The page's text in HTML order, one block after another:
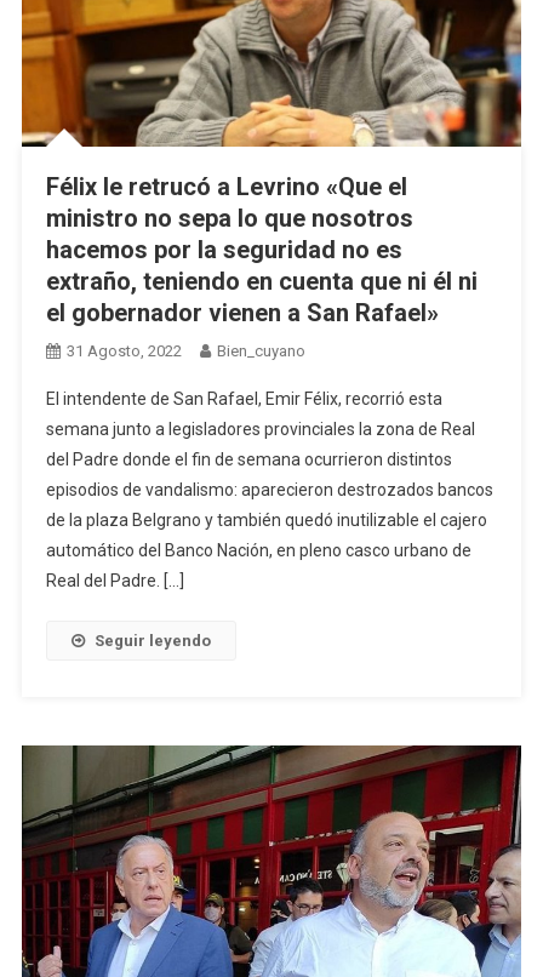
Félix le retrucó a Levrino «Que el
ministro no sepa lo que nosotros
hacemos por la seguridad no es
extraño, teniendo en cuenta que ni él ni
el gobernador vienen a San Rafael»
31 Agosto, 2022 Bien_cuyano
El intendente de San Rafael, Emir Félix, recorrió esta
semana junto a legisladores provinciales la zona de Real
del Padre donde el fin de semana ocurrieron distintos
episodios de vandalismo: aparecieron destrozados bancos
de la plaza Belgrano y también quedó inutilizable el cajero
automático del Banco Nación, en pleno casco urbano de
Real del Padre. […]
Seguir leyendo